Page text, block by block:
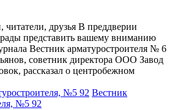
читатели, друзья В преддверии
представить вашему вниманию
Вестник арматуростроителя № 6
советник директора ООО Завод
рассказал о центробежном
Вестник
№5 92